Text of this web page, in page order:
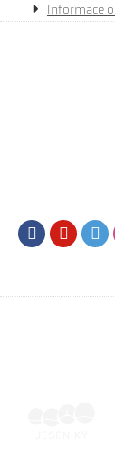
Informace
FacebookYoutube